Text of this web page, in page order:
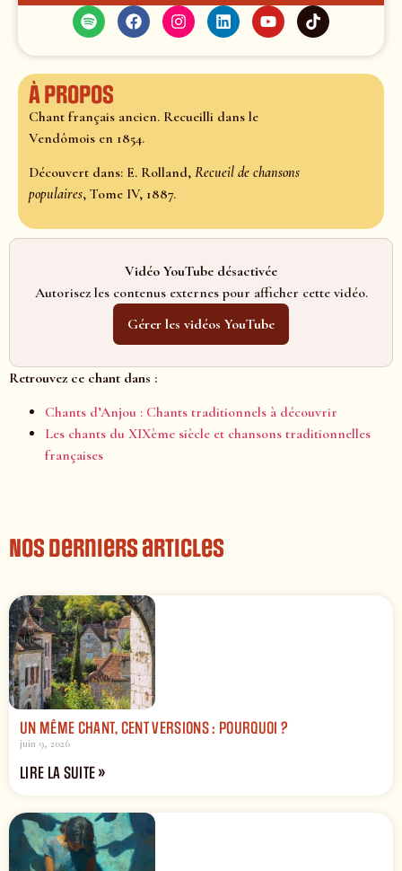
À propos
Chant français ancien. Recueilli dans le
Vendômois en 1854.
Découvert dans: E. Rolland, Recueil de chansons
populaires, Tome IV, 1887.
Vidéo YouTube désactivée
Autorisez les contenus externes pour afficher cette vidéo.
Gérer les vidéos YouTube
Retrouvez ce chant dans :
Chants d’Anjou : Chants traditionnels à découvrir
Les chants du XIXème siècle et chansons traditionnelles
françaises
Nos derniers articles
UN MÊME CHANT, CENT VERSIONS : POURQUOI ?
juin 9, 2026
LIRE LA SUITE »